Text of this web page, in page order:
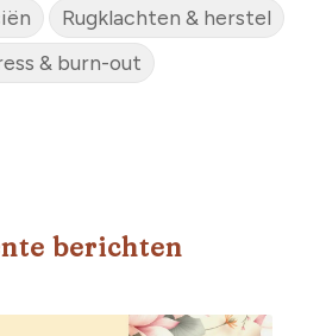
Rugklachten & herstel
& burn-out
berichten